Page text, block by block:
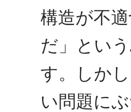
構造が不
だ」とい
す。しか
い問題に